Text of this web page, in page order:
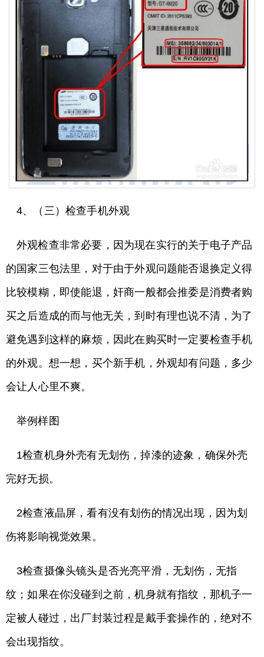
4、（三）检查手机外观
外观检查非常必要，因为现在实行的关于电子产品
的国家三包法里，对于由于外观问题能否退换定义得
比较模糊，即使能退，奸商一般都会推委是消费者购
买之后造成的而与他无关，到时有理也说不清，为了
避免遇到这样的麻烦，因此在购买时一定要检查手机
的外观。想一想，买个新手机，外观却有问题，多少
会让人心里不爽。
举例样图
1检查机身外壳有无划伤，掉漆的迹象，确保外壳
完好无损。
2检查液晶屏，看有没有划伤的情况出现，因为划
伤将影响视觉效果。
3检查摄像头镜头是否光亮平滑，无划伤，无指
纹；如果在你没碰到之前，机身就有指纹，那机子一
定被人碰过，出厂封装过程是戴手套操作的，绝对不
会出现指纹。